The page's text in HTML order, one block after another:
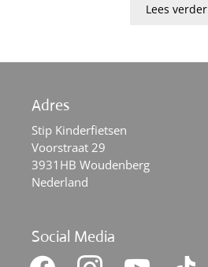
Lees verder
Adres
Stip Kinderfietsen
Voorstraat 29
3931HB Woudenberg
Nederland
Social Media
facebook instagram youtube tiktok